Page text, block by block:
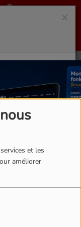
et les
améliorer
×